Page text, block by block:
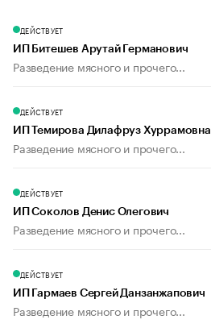
ДЕЙСТВУЕТ
ИП Битешев Арутай Германович
Разведение мясного и прочего...
ДЕЙСТВУЕТ
ИП Темирова Дилафруз Хуррамовна
Разведение мясного и прочего...
ДЕЙСТВУЕТ
ИП Соколов Денис Олегович
Разведение мясного и прочего...
ДЕЙСТВУЕТ
ИП Гармаев Сергей Данзанжапович
Разведение мясного и прочего...